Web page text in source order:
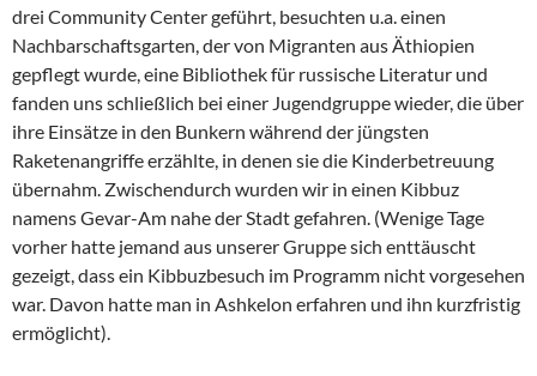
drei Community Center geführt, besuchten u.a. einen
Nachbarschaftsgarten, der von Migranten aus Äthiopien
gepflegt wurde, eine Bibliothek für russische Literatur und
fanden uns schließlich bei einer Jugendgruppe wieder, die über
ihre Einsätze in den Bunkern während der jüngsten
Raketenangriffe erzählte, in denen sie die Kinderbetreuung
übernahm. Zwischendurch wurden wir in einen Kibbuz
namens Gevar-Am nahe der Stadt gefahren. (Wenige Tage
vorher hatte jemand aus unserer Gruppe sich enttäuscht
gezeigt, dass ein Kibbuzbesuch im Programm nicht vorgesehen
war. Davon hatte man in Ashkelon erfahren und ihn kurzfristig
ermöglicht).